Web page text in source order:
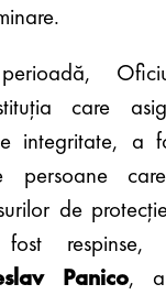
care
integritate, a
de
respinse,
Panico, a